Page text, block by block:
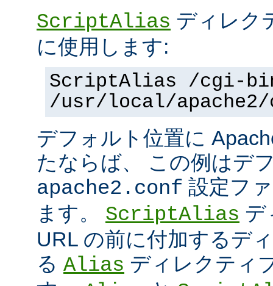
ScriptAlias ディレク
に使用します:
ScriptAlias /cgi-
/usr/local/
デフォルト位置に
たならば、 この例はデ
apache2.conf 設定フ
ます。 ScriptAlias デ
URL の前に付加するデ
る Alias ディレクティ